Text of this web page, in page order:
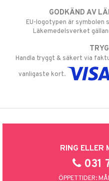
GODKÄND AV
EU-logotypen är symbolen
Läkemedelsverket
Handla tryggt & säkert via
vanligaste kort.
RING ELLER
031
ÖPPETTIDER: